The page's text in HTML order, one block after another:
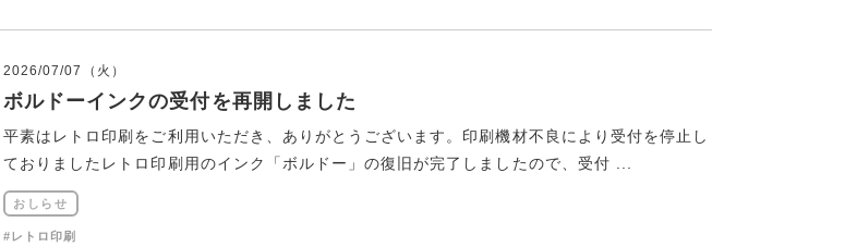
2026/07/07（火）
ボルドーインクの受付を再開しました
平素はレトロ印刷をご利用いただき、ありがとうございます。印刷機材不良により受付を停止し
ておりましたレトロ印刷用のインク「ボルドー」の復旧が完了しましたので、受付 ...
おしらせ
#レトロ印刷